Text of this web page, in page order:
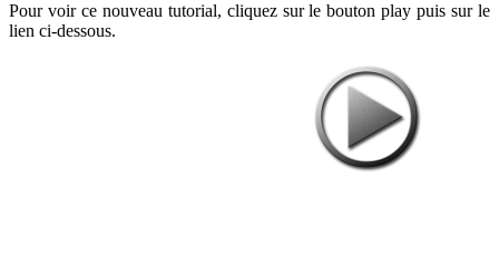
Pour voir ce nouveau tutorial, cliquez sur le bouton play puis sur le
lien ci-dessous.